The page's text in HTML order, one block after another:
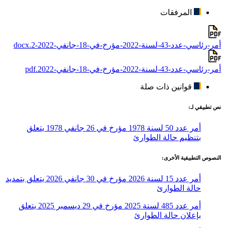
المرفقات
أمر-رئاسي-عدد-43-لسنة-2022-مؤرخ-في-18-جانفي-2022-2.docx
أمر-رئاسي-عدد-43-لسنة-2022-مؤرخ-في-18-جانفي-2022.pdf
قوانين ذات صلة
نص تطبيقي لـ:
أمر عدد 50 لسنة 1978 مؤرخ في 26 جانفي 1978 يتعلق
بتنظيم حالة الطوارئ
النصوص التطبيقية الأخرى:
أمر عدد 15 لسنة 2026 مؤرخ في 30 جانفي 2026 يتعلق بتمديد
حالة الطوارئ
أمر عدد 485 لسنة 2025 مؤرخ في 29 ديسمبر 2025 يتعلق
بإعلان حالة الطوارئ